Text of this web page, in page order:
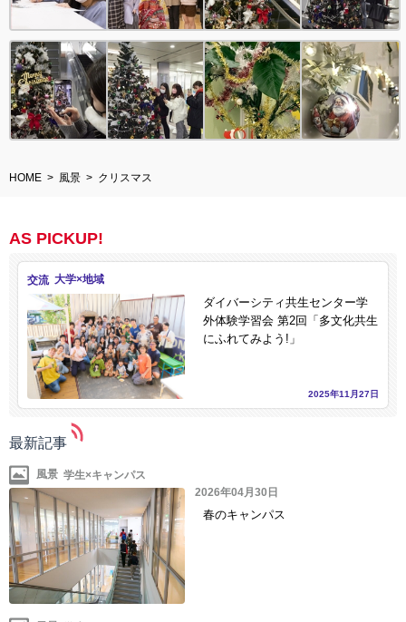
HOME 風景 クリスマス
AS PICKUP!
交流
ダイバーシティ共生センター学
外体験学習会 第2回「多文化共生
にふれてみよう!」
2025年11月27日
最新記事
風景
春のキャンパス
2026年04月30日